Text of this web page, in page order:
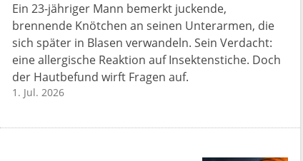
Ein 23-jähriger Mann bemerkt juckende,
brennende Knötchen an seinen Unterarmen, die
sich später in Blasen verwandeln. Sein Verdacht:
eine allergische Reaktion auf Insektenstiche. Doch
der Hautbefund wirft Fragen auf.
1. Jul. 2026